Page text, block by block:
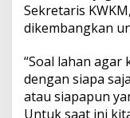
Sekretaris
dikembangkan
“Soal lahan agar
dengan siapa
atau siapapun
Untuk saat ini